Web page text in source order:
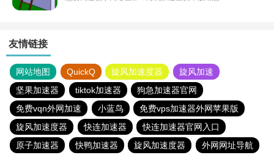
友情链接
网站地图 QuickQ 旋风加速度器
旋风加速
坚果加速器
tiktok加速器
狗急加速器官网
免费vqn外网加速
小蓝鸟
免费vps加速器外网苹果版
旋风加速度器
快连加速器
快连加速器官网入口
原子加速器
快鸭加速器 旋风加速度器
外网网址导航